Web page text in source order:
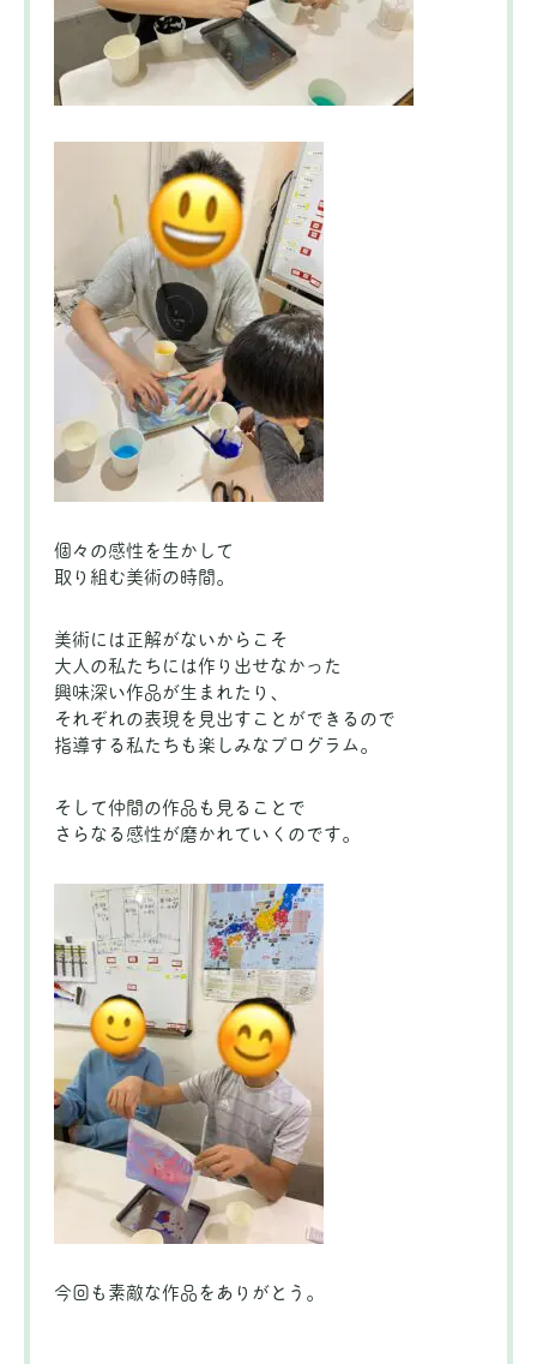
個々の感性を生かして
取り組む美術の時間。
美術には正解がないからこそ
大人の私たちには作り出せなかった
興味深い作品が生まれたり、
それぞれの表現を見出すことができるので
指導する私たちも楽しみなプログラム。
そして仲間の作品も見ることで
さらなる感性が磨かれていくのです。
今回も素敵な作品をありがとう。